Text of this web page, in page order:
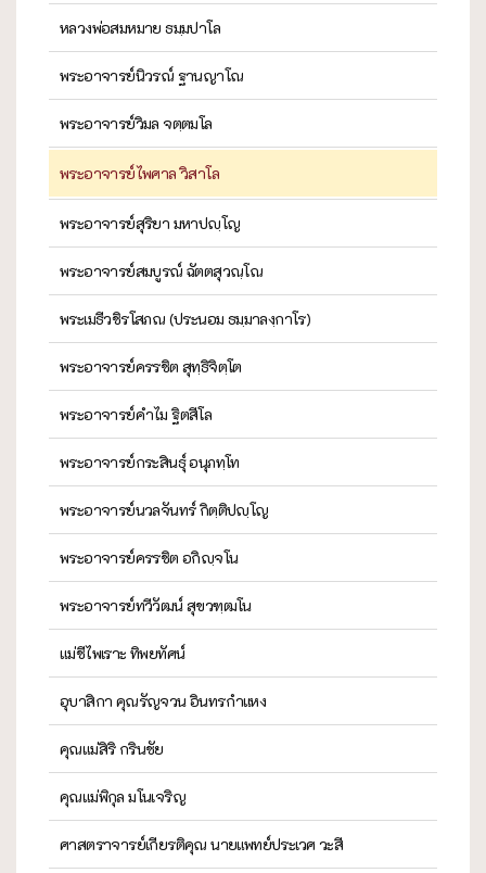
หลวงพ่อสมหมาย ธมฺมปาโล
พระอาจารย์นิวรณ์ ฐานญาโณ
พระอาจารย์วิมล จตฺตมโล
พระอาจารย์ไพศาล วิสาโล
พระอาจารย์สุริยา มหาปญฺโญ
พระอาจารย์สมบูรณ์ ฉัตตสุวณฺโณ
พระเมธีวชิรโสภณ (ประนอม ธมฺมาลงฺกาโร)
พระอาจารย์ครรชิต สุทฺธิจิตฺโต
พระอาจารย์คำไม ฐิตสีโล
พระอาจารย์กระสินธุ์ อนุภทฺโท
พระอาจารย์นวลจันทร์ กิตฺติปญฺโญ
พระอาจารย์ครรชิต อกิญฺจโน
พระอาจารย์ทวีวัฒน์ สุขวฑฺฒโน
แม่ชีไพเราะ ทิพยทัศน์
อุบาสิกา คุณรัญจวน อินทรกำแหง
คุณแม่สิริ กรินชัย
คุณแม่พิกุล มโนเจริญ
ศาสตราจารย์เกียรติคุณ นายแพทย์ประเวศ วะสี